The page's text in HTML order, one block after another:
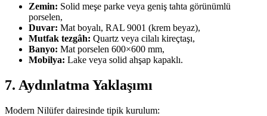
Zemin: Solid meşe parke veya geniş tahta görünümlü
porselen,
Duvar: Mat boyalı, RAL 9001 (krem beyaz),
Mutfak tezgâh: Quartz veya cilalı kireçtaşı,
Banyo: Mat porselen 600×600 mm,
Mobilya: Lake veya solid ahşap kapaklı.
7. Aydınlatma Yaklaşımı
Modern Nilüfer dairesinde tipik kurulum: